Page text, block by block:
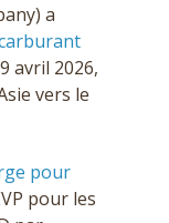
a
avril 2026,
vers le
pour
pour les